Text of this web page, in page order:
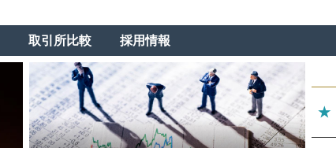
取引所比較 採用情報
★